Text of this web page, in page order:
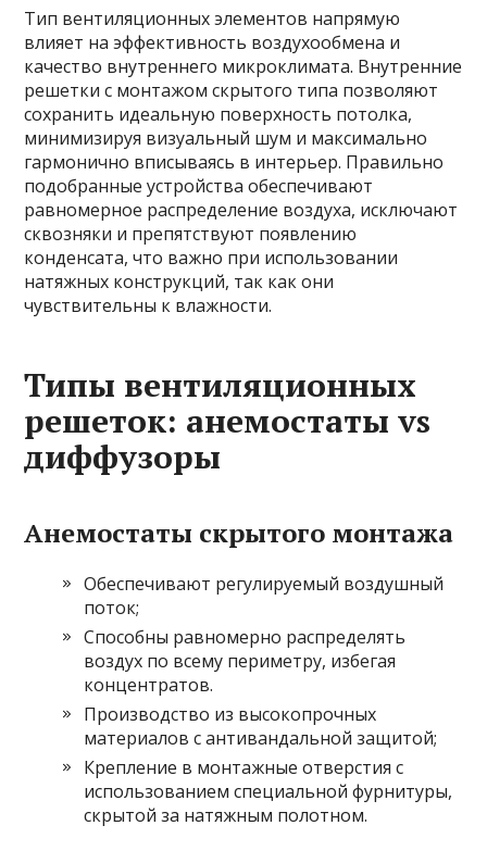
Тип вентиляционных элементов напрямую
влияет на эффективность воздухообмена и
качество внутреннего микроклимата. Внутренние
решетки с монтажом скрытого типа позволяют
сохранить идеальную поверхность потолка,
минимизируя визуальный шум и максимально
гармонично вписываясь в интерьер. Правильно
подобранные устройства обеспечивают
равномерное распределение воздуха, исключают
сквозняки и препятствуют появлению
конденсата, что важно при использовании
натяжных конструкций, так как они
чувствительны к влажности.
Типы вентиляционных
решеток: анемостаты vs
диффузоры
Анемостаты скрытого монтажа
Обеспечивают регулируемый воздушный
поток;
Способны равномерно распределять
воздух по всему периметру, избегая
концентратов.
Производство из высокопрочных
материалов с антивандальной защитой;
Крепление в монтажные отверстия с
использованием специальной фурнитуры,
скрытой за натяжным полотном.